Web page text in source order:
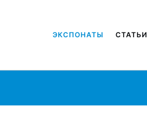
ЭКСПОНАТЫ СТАТЬИ